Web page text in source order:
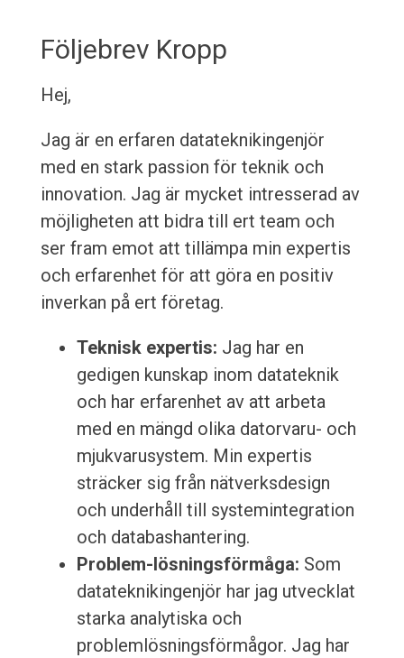
Följebrev Kropp
Hej,
Jag är en erfaren datateknikingenjör
med en stark passion för teknik och
innovation. Jag är mycket intresserad av
möjligheten att bidra till ert team och
ser fram emot att tillämpa min expertis
och erfarenhet för att göra en positiv
inverkan på ert företag.
Teknisk expertis: Jag har en
gedigen kunskap inom datateknik
och har erfarenhet av att arbeta
med en mängd olika datorvaru- och
mjukvarusystem. Min expertis
sträcker sig från nätverksdesign
och underhåll till systemintegration
och databashantering.
Problem-lösningsförmåga: Som
datateknikingenjör har jag utvecklat
starka analytiska och
problemlösningsförmågor. Jag har